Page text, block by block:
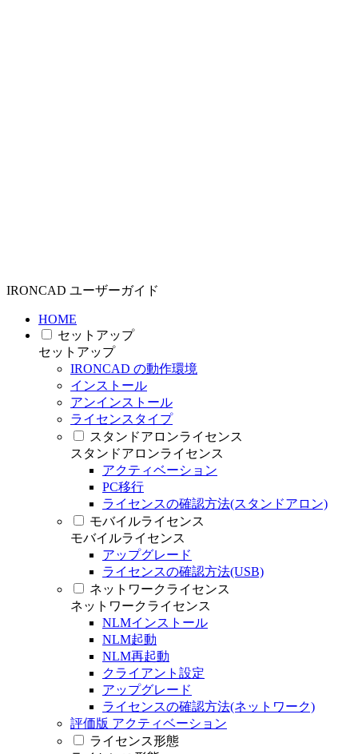
IRONCAD ユーザーガイド
HOME
セットアップ
セットアップ
IRONCAD の動作環境
インストール
アンインストール
ライセンスタイプ
スタンドアロンライセンス
スタンドアロンライセンス
アクティベーション
PC移行
ライセンスの確認方法(スタンドアロン)
モバイルライセンス
モバイルライセンス
アップグレード
ライセンスの確認方法(USB)
ネットワークライセンス
ネットワークライセンス
NLMインストール
NLM起動
NLM再起動
クライアント設定
アップグレード
ライセンスの確認方法(ネットワーク)
評価版 アクティベーション
ライセンス形態